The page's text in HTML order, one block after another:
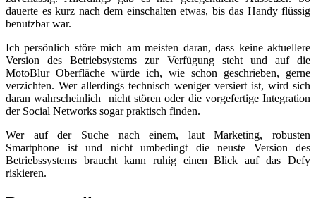
dauerte es kurz nach dem einschalten etwas, bis das Handy flüssig
benutzbar war.
Ich persönlich störe mich am meisten daran, dass keine aktuellere
Version des Betriebsystems zur Verfügung steht und auf die
MotoBlur Oberfläche würde ich, wie schon geschrieben, gerne
verzichten. Wer allerdings technisch weniger versiert ist, wird sich
daran wahrscheinlich nicht stören oder die vorgefertige Integration
der Social Networks sogar praktisch finden.
Wer auf der Suche nach einem, laut Marketing, robusten
Smartphone ist und nicht umbedingt die neuste Version des
Betriebssystems braucht kann ruhig einen Blick auf das Defy
riskieren.